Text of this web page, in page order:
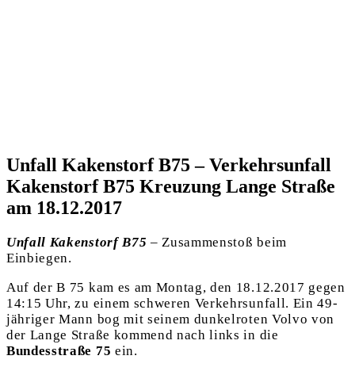
Unfall Kakenstorf B75 – Verkehrsunfall
Kakenstorf B75 Kreuzung Lange Straße
am 18.12.2017
Unfall Kakenstorf B75 – Zusammenstoß beim
Einbiegen.
Auf der B 75 kam es am Montag, den 18.12.2017 gegen
14:15 Uhr, zu einem schweren Verkehrsunfall. Ein 49-
jähriger Mann bog mit seinem dunkelroten Volvo von
der Lange Straße kommend nach links in die
Bundesstraße 75 ein.